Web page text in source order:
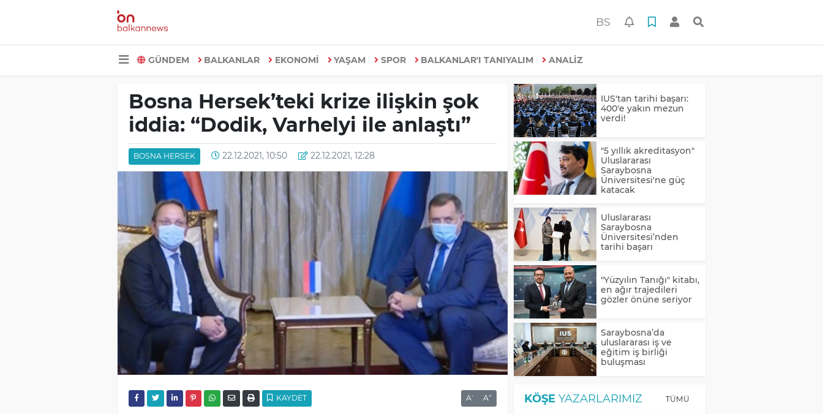
BS
GÜNDEM BALKANLAR EKONOMİ YAŞAM SPOR BALKANLAR'I TANIYALIM ANALİZ
Bosna Hersek’teki krize ilişkin şok
iddia: “Dodik, Varhelyi ile anlaştı”
BOSNA HERSEK 22.12.2021, 10:50 22.12.2021, 12:28
KAYDET A- A+
IUS'tan tarihi başarı:
400'e yakın mezun
verdi!
"5 yıllık akreditasyon"
Uluslararası
Saraybosna
Üniversitesi'ne güç
katacak
Uluslararası
Saraybosna
Üniversitesi’nden
tarihi başarı
"Yüzyılın Tanığı" kitabı,
en ağır trajedileri
gözler önüne seriyor
Saraybosna’da
uluslararası iş ve
eğitim iş birliği
buluşması
KÖŞE YAZARLARIMIZ TÜMÜ